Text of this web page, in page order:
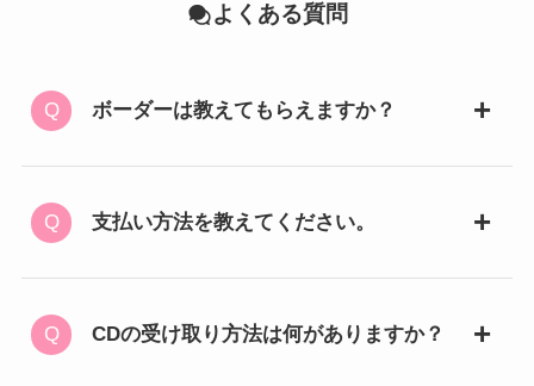
よくある質問
ボーダーは教えてもらえますか？
支払い方法を教えてください。
CDの受け取り方法は何がありますか？